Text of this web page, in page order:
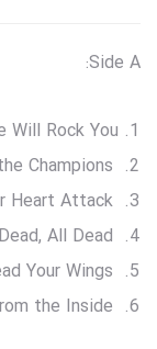
Side A:
Will Rock You